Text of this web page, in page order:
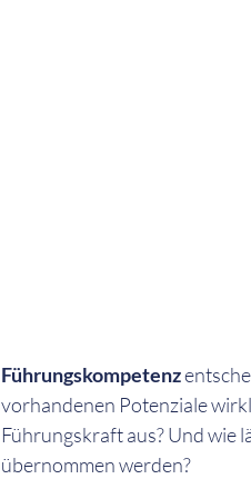
Führungskompetenz
vorhandenen Potenziale
Führungskraft aus? Und wie
übernommen werden?